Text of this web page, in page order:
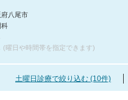
府八尾市
科
(曜日や時間帯を指定できます)
土曜日診療で絞り込む (10件)